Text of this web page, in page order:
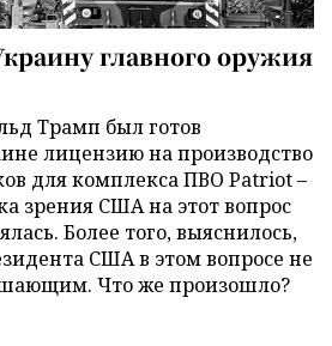
главного оружия
Трамп был готов
лицензию на производство
для комплекса ПВО Patriot –
зрения США на этот вопрос
Более того, выяснилось,
США в этом вопросе не
Что же произошло?